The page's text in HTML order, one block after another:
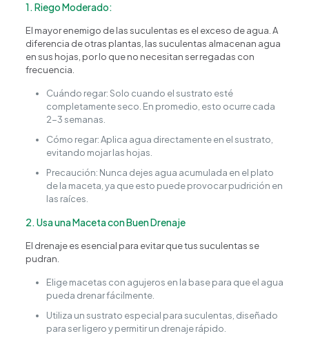
1. Riego Moderado:
El mayor enemigo de las suculentas es el exceso de agua. A
diferencia de otras plantas, las suculentas almacenan agua
en sus hojas, por lo que no necesitan ser regadas con
frecuencia.
Cuándo regar: Solo cuando el sustrato esté
completamente seco. En promedio, esto ocurre cada
2-3 semanas.
Cómo regar: Aplica agua directamente en el sustrato,
evitando mojar las hojas.
Precaución: Nunca dejes agua acumulada en el plato
de la maceta, ya que esto puede provocar pudrición en
las raíces.
2. Usa una Maceta con Buen Drenaje
El drenaje es esencial para evitar que tus suculentas se
pudran.
Elige macetas con agujeros en la base para que el agua
pueda drenar fácilmente.
Utiliza un sustrato especial para suculentas, diseñado
para ser ligero y permitir un drenaje rápido.